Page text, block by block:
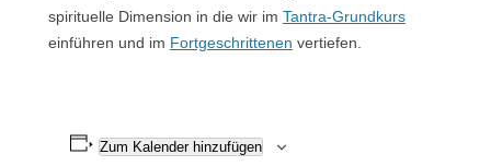
spirituelle Dimension in die wir im Tantra-Grundkurs
einführen und im Fortgeschrittenen vertiefen.
Zum Kalender hinzufügen